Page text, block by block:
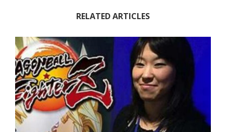
RELATED ARTICLES